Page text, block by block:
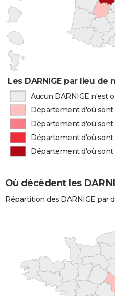
Les DARNIGE par lieu de
Aucun DARNIGE n'est
Département d'où sont
Département d'où sont
Département d'où
Département d'où
Où décèdent les
Répartition des DARNIGE par